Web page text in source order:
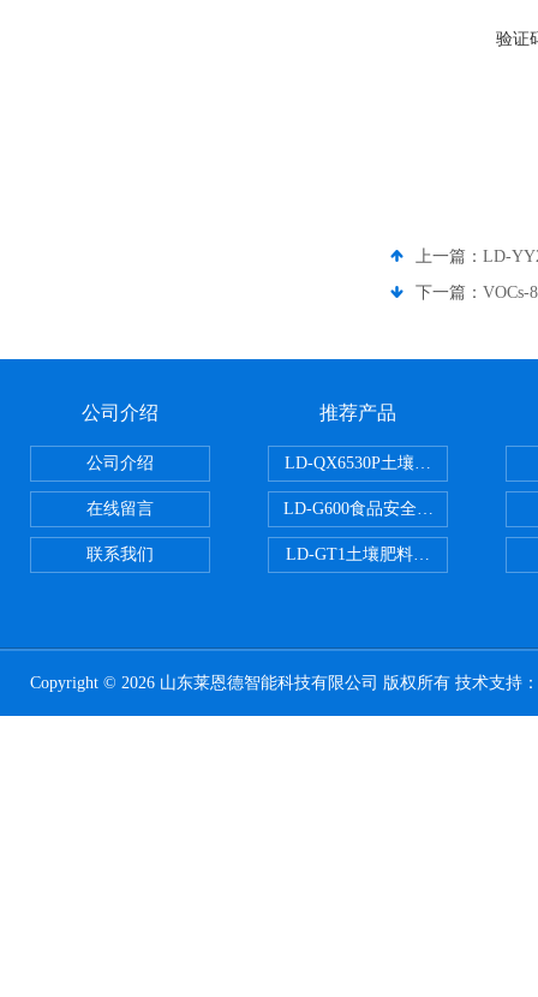
验证
上一篇： LD-
下一篇： VOCs-
公司介绍
公司介绍
在线留言
联系我们
推荐产品
LD-QX6530P土壤氧化还原电位检
LD-G600食品安全检测仪
LD-GT1土壤肥料养分检测仪
Copyright © 2026 山东莱恩德智能科技有限公司 版权所有 技术支持：